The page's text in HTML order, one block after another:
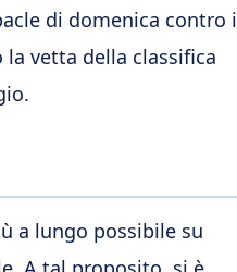
di domenica contro i
vetta della classifica
a lungo possibile su